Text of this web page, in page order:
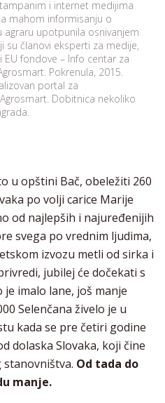
i internet medijima
mahom informisanju o
agraru upotpunila osnivanjem
su članovi eksperti za medije,
fondove – Info centar za
Pokrenula, 2015.
portal za
Dobitnica nekoliko
u opštini Bač, obeležiti 260
po volji carice Marije
od najlepših i najuređenijih
svega po vrednim ljudima,
izvozu metli od sirka i
jubilej će dočekati s
imalo lane, još manje
Selenčana živelo je u
kada se pre četiri godine
dolaska Slovaka, koji čine
stanovništva. Od tada do
manje.